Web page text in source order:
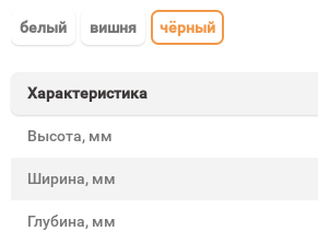
белый вишня чёрный
Характеристика
Высота, мм
Ширина, мм
Глубина, мм